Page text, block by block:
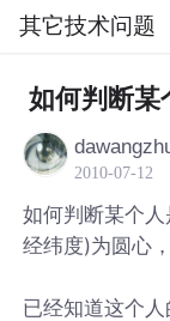
其它技术问题
社区 其它技
如何判断某
2010-07-12
如何判断某个
经纬度)为圆心
已经知道这个